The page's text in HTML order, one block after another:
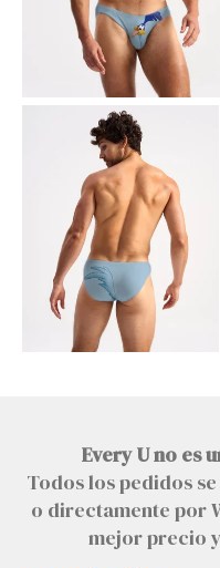
Every U no es
Todos los pedidos
o directamente por
mejor precio